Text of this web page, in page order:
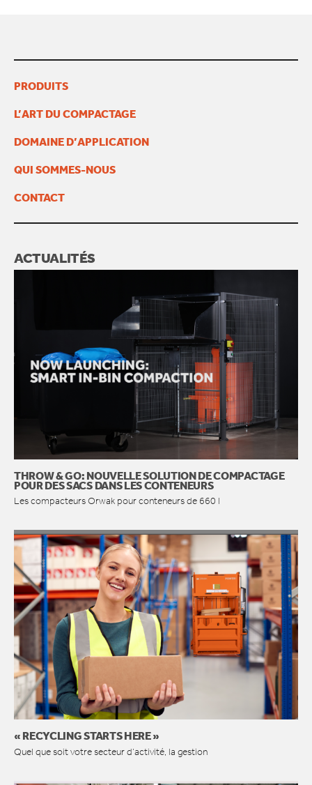
PRODUITS
L’ART DU COMPACTAGE
DOMAINE D’APPLICATION
QUI SOMMES-NOUS
CONTACT
ACTUALITÉS
THROW & GO: NOUVELLE SOLUTION DE COMPACTAGE
POUR DES SACS DANS LES CONTENEURS
Les compacteurs Orwak pour conteneurs de 660 l
« RECYCLING STARTS HERE »
Quel que soit votre secteur d’activité, la gestion